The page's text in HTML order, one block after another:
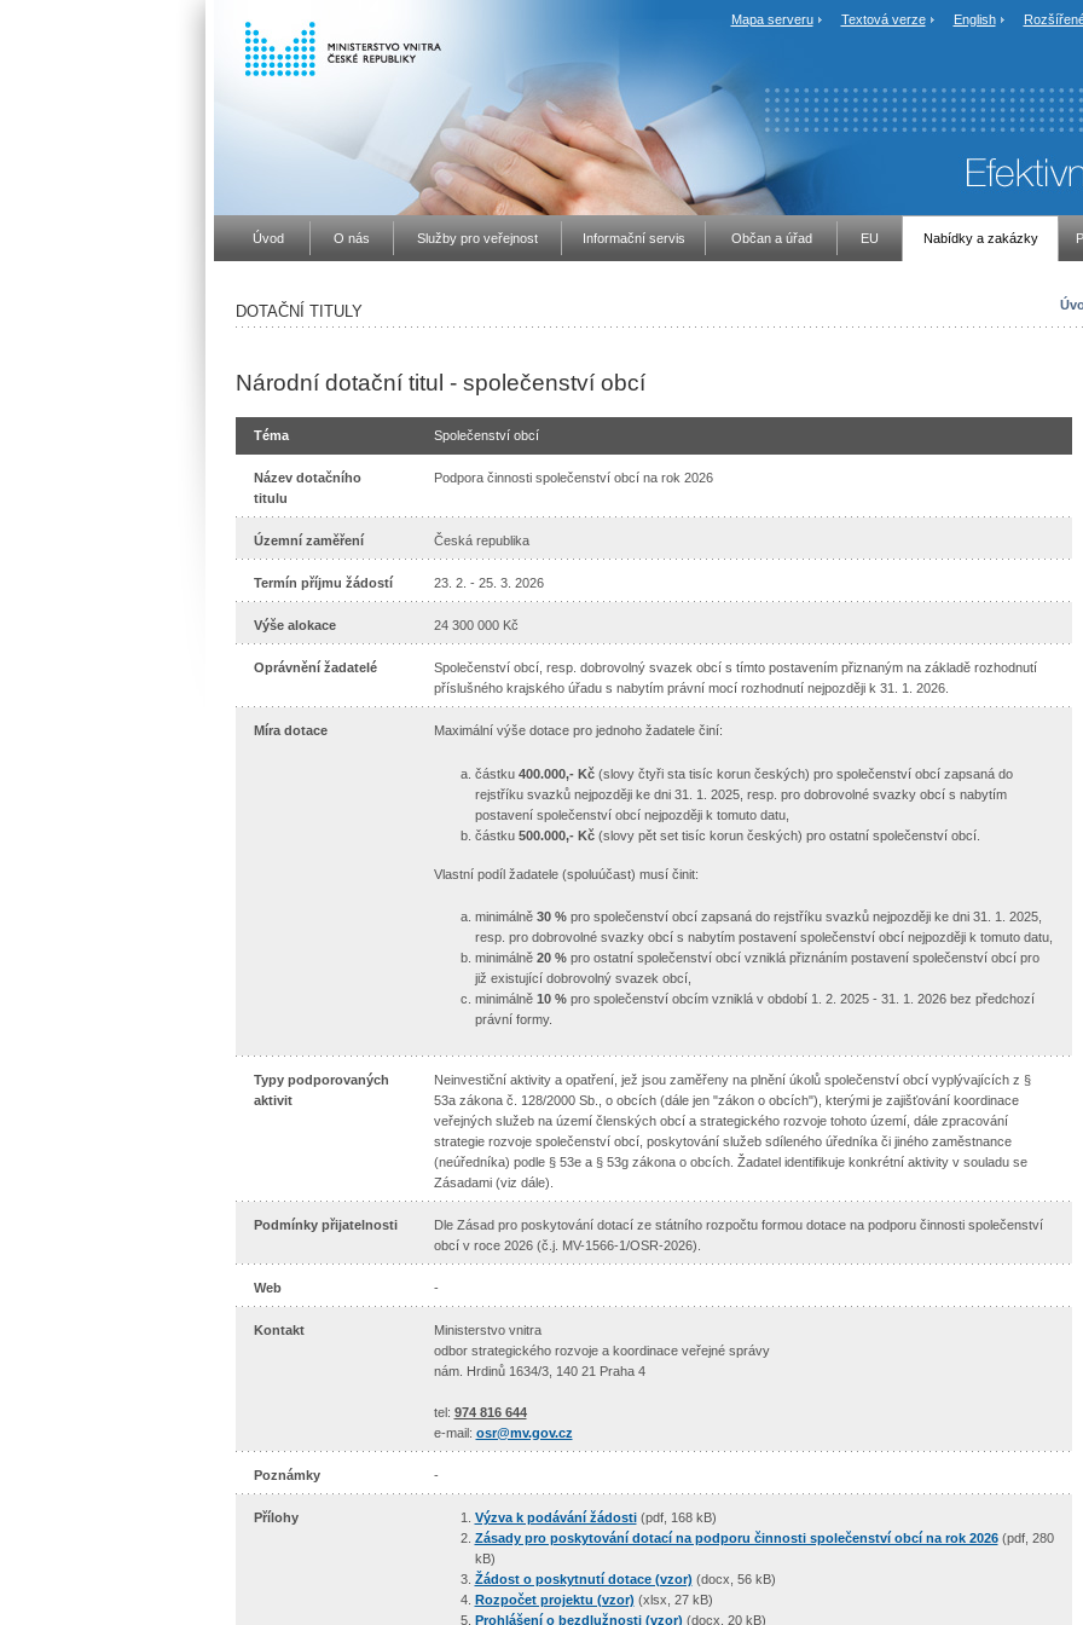
Mapa serveru Textová verze English
Úvod O nás Služby pro veřejnost Informační servis Občan a úřad EU Nabídky a zakázky
DOTAČNÍ TITULY
Národní dotační titul - společenství obcí
Téma Společenství obcí
Název dotačního
titulu
Podpora činnosti společenství obcí na rok 2026
Územní zaměření Česká republika
Termín příjmu žádostí 23. 2. - 25. 3. 2026
Výše alokace 24 300 000 Kč
Oprávnění žadatelé
Společenství obcí, resp. dobrovolný svazek obcí s tímto postavením přiznaným na základě rozhodnutí
příslušného krajského úřadu s nabytím právní mocí rozhodnutí nejpozději k 31. 1. 2026.
Míra dotace Maximální výše dotace pro jednoho žadatele činí:
částku 400.000,- Kč(slovy čtyři sta tisíc korun českých) pro společenství obcí zapsaná do
rejstříku svazků nejpozději ke dni 31. 1. 2025, resp. pro dobrovolné svazky obcí s nabytím
postavení společenství obcí nejpozději k tomuto datu,
částku 500.000,- Kč(slovy pět set tisíc korun českých) pro ostatní společenství obcí.
Vlastní podíl žadatele (spoluúčast) musí činit:
minimálně 30 %pro společenství obcí zapsaná do rejstříku svazků nejpozději ke dni 31. 1. 2025,
resp. pro dobrovolné svazky obcí s nabytím postavení společenství obcí nejpozději k tomuto datu,
minimálně 20 %pro ostatní společenství obcí vzniklá přiznáním postavení společenství obcí pro
již existující dobrovolný svazek obcí,
minimálně 10 %pro společenství obcím vzniklá v období 1. 2. 2025 - 31. 1. 2026 bez předchozí
právní formy.
Typy podporovaných
aktivit
Neinvestiční aktivity a opatření, jež jsou zaměřeny na plnění úkolů společenství obcí vyplývajících z §
53a zákona č. 128/2000 Sb., o obcích (dále jen "zákon o obcích"), kterými je zajišťování koordinace
veřejných služeb na území členských obcí a strategického rozvoje tohoto území, dále zpracování
strategie rozvoje společenství obcí, poskytování služeb sdíleného úředníka či jiného zaměstnance
(neúředníka) podle § 53e a § 53g zákona o obcích. Žadatel identifikuje konkrétní aktivity v souladu se
Zásadami (viz dále).
Podmínky přijatelnosti
Dle Zásad pro poskytování dotací ze státního rozpočtu formou dotace na podporu činnosti společenství
obcí v roce 2026 (č.j. MV-1566-1/OSR-2026).
Web -
Kontakt
Ministerstvo vnitra
odbor strategického rozvoje a koordinace veřejné správy
nám. Hrdinů 1634/3, 140 21 Praha 4
tel: 974 816 644
e-mail: osr@mv.gov.cz
Poznámky -
Přílohy Výzva k podávání žádosti(pdf, 168 kB)
Zásady pro poskytování dotací na podporu činnosti společenství obcí na rok 2026(pdf, 280
kB)
Žádost o poskytnutí dotace (vzor) (docx, 56 kB)
Rozpočet projektu (vzor) (xlsx, 27 kB)
Prohlášení o bezdlužnosti (vzor) (docx, 20 kB)